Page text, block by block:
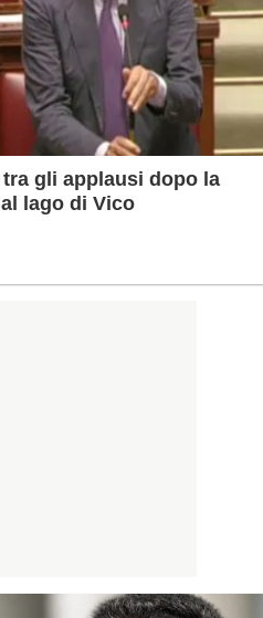
gli applausi dopo la
lago di Vico